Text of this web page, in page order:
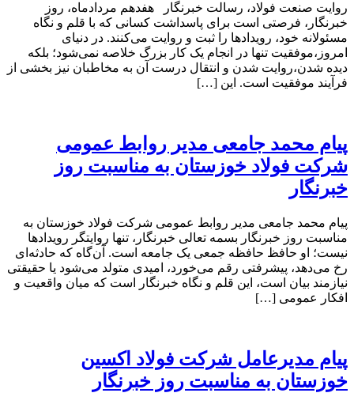
روایت صنعت فولاد،‌ رسالت خبرنگار هفدهم مردادماه، روز
خبرنگار، فرصتی است برای پاسداشت کسانی که با قلم و نگاه
مسئولانه خود، رویدادها را ثبت و روایت می‌کنند. در دنیای
امروز،موفقیت تنها در انجام یک کار بزرگ خلاصه نمی‌شود؛ بلکه
دیده شدن،روایت شدن و انتقال درست آن به مخاطبان نیز بخشی از
فرآیند موفقیت است. این […]
پیام محمد جامعی مدیر روابط عمومی
شرکت فولاد خوزستان به مناسبت روز
خبرنگار
پیام محمد جامعی مدیر روابط عمومی شرکت فولاد خوزستان به
مناسبت روز خبرنگار بسمه تعالی خبرنگار، تنها روایتگر رویدادها
نیست؛ او حافظ حافظه جمعی یک جامعه است. آن‌گاه که حادثه‌ای
رخ می‌دهد، پیشرفتی رقم می‌خورد، امیدی متولد می‌شود یا حقیقتی
نیازمند بیان است، این قلم و نگاه خبرنگار است که میان واقعیت و
افکار عمومی […]
پیام مدیرعامل شرکت فولاد اکسین
خوزستان به مناسبت روز خبرنگار